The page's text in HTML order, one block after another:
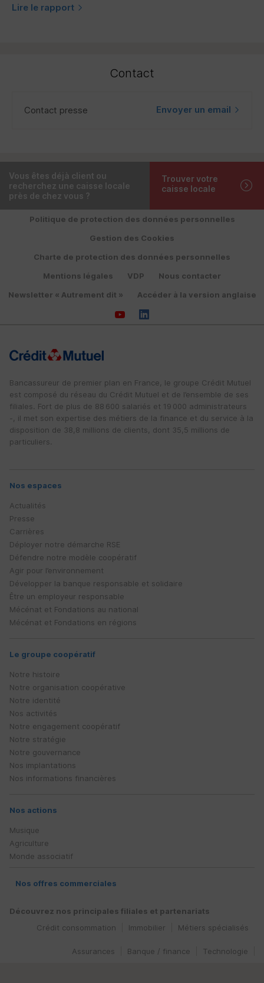
Lire le rapport
Contact
Contact presse Envoyer un email
Vous êtes déjà client ou
recherchez une caisse locale
près de chez vous ?
Trouver votre
caisse locale
Politique de protection des données personnelles
Gestion des Cookies
Charte de protection des données personnelles
Mentions légales
VDP
Nous contacter
Newsletter « Autrement dit »
Accéder à la version anglaise
Bancassureur de premier plan en France, le groupe Crédit Mutuel
est composé du réseau du Crédit Mutuel et de l’ensemble de ses
filiales. Fort de plus de 88 600 salariés et 19 000 administrateurs
-, il met son expertise des métiers de la finance et du service à la
disposition de 38,8 millions de clients, dont 35,5 millions de
particuliers.
Nos espaces
Actualités
Presse
Carrières
Déployer notre démarche RSE
Défendre notre modèle coopératif
Agir pour l’environnement
Développer la banque responsable et solidaire
Être un employeur responsable
Mécénat et Fondations au national
Mécénat et Fondations en régions
Le groupe coopératif
Notre histoire
Notre organisation coopérative
Notre identité
Nos activités
Notre engagement coopératif
Notre stratégie
Notre gouvernance
Nos implantations
Nos informations financières
Nos actions
Musique
Agriculture
Monde associatif
Nos offres commerciales
Découvrez nos principales filiales et partenariats
Métiers spécialisés
Immobilier
Crédit consommation
Technologie
Banque / finance
Assurances